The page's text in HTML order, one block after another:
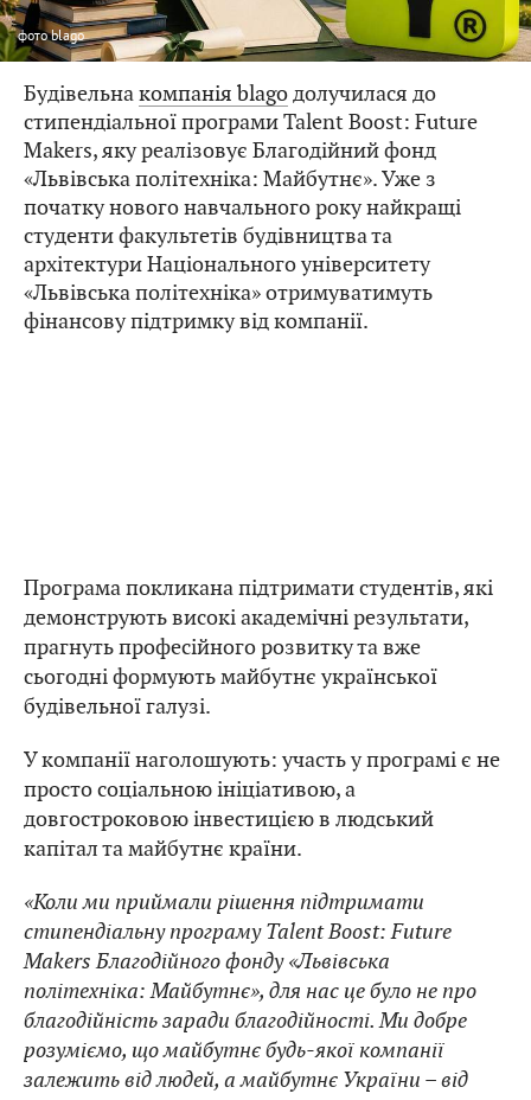
фотоblago
Будівельнакомпанія blagoдолучилася до
стипендіальної програми Talent Boost: Future
Makers, яку реалізовує Благодійний фонд
«Львівська політехніка: Майбутнє». Уже з
початку нового навчального року найкращі
студенти факультетів будівництва та
архітектури Національного університету
«Львівська політехніка» отримуватимуть
фінансову підтримку від компанії.
Програма покликана підтримати студентів, які
демонструють високі академічні результати,
прагнуть професійного розвитку та вже
сьогодні формують майбутнє української
будівельної галузі.
У компанії наголошують: участь у програмі є не
просто соціальною ініціативою, а
довгостроковою інвестицією в людський
капітал та майбутнє країни.
«Коли ми приймали рішення підтримати
стипендіальну програму Talent Boost: Future
Makers Благодійного фонду «Львівська
політехніка: Майбутнє», для нас це було не про
благодійність заради благодійності. Ми добре
розуміємо, що майбутнє будь-якої компанії
залежить від людей, а майбутнє України – від